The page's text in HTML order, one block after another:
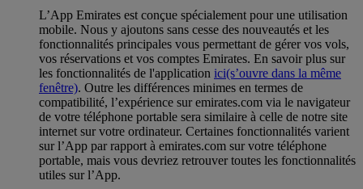
L’App Emirates est conçue spécialement pour une utilisation
mobile. Nous y ajoutons sans cesse des nouveautés et les
fonctionnalités principales vous permettant de gérer vos vols,
vos réservations et vos comptes Emirates. En savoir plus sur
les fonctionnalités de l'application ici(s’ouvre dans la même
fenêtre). Outre les différences minimes en termes de
compatibilité, l’expérience sur emirates.com via le navigateur
de votre téléphone portable sera similaire à celle de notre site
internet sur votre ordinateur. Certaines fonctionnalités varient
sur l’App par rapport à emirates.com sur votre téléphone
portable, mais vous devriez retrouver toutes les fonctionnalités
utiles sur l’App.